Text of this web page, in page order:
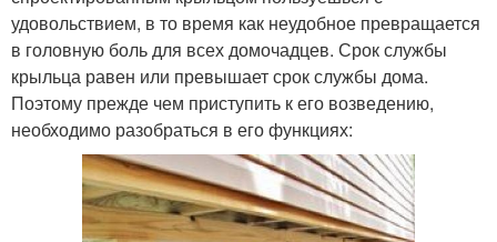
удовольствием, в то время как неудобное превращается
в головную боль для всех домочадцев. Срок службы
крыльца равен или превышает срок службы дома.
Поэтому прежде чем приступить к его возведению,
необходимо разобраться в его функциях: